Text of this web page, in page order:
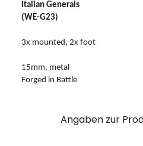
Italian Generals
(WE-G23)
3x mounted, 2x foot
15mm, metal
Forged in Battle
Angaben zur